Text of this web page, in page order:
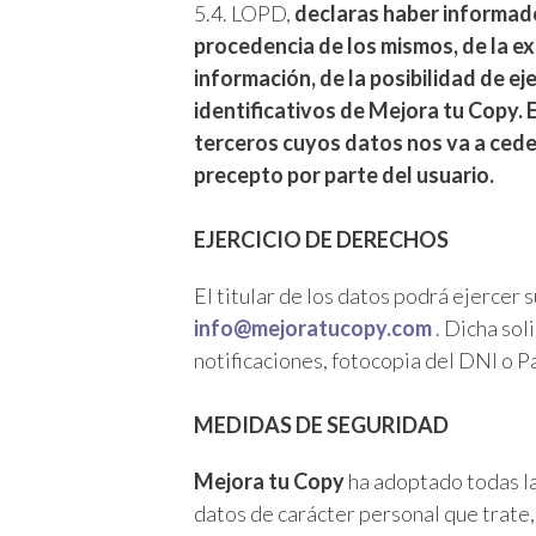
5.4. LOPD, declaras haber
procedencia de los mismos, de la
información, de la posibilidad de
identificativos de Mejora tu Copy.
terceros cuyos datos nos va a
precepto por parte del usuario.
EJERCICIO DE DERECHOS
El titular de los datos podrá ejercer
info@mejoratucopy.com. Dicha
notificaciones, fotocopia del DNI o
MEDIDAS DE SEGURIDAD
Mejora tu Copyha adoptado todas
datos de carácter personal que